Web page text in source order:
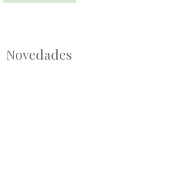
Novedades